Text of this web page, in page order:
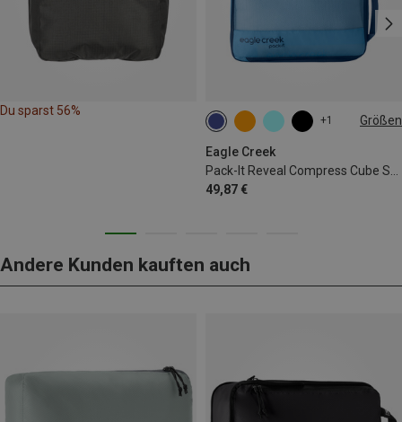
Du sparst 56%
+1 Größen
Eagle Creek
49,87 €
ONE SIZE
Andere Kunden kauften auch